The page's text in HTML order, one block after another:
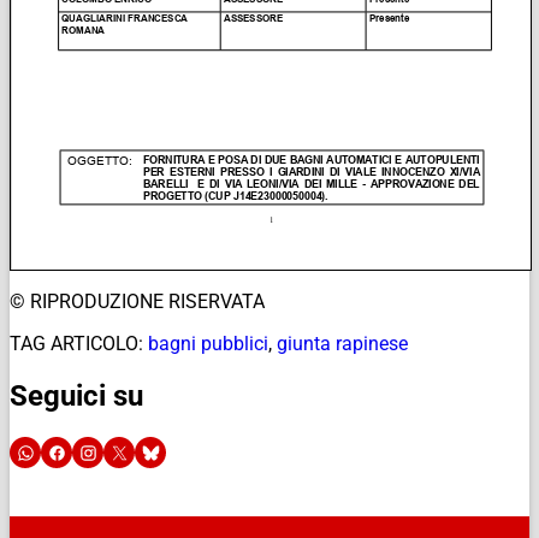
© RIPRODUZIONE RISERVATA
TAG ARTICOLO: bagni pubblici, giunta rapinese
Seguici su